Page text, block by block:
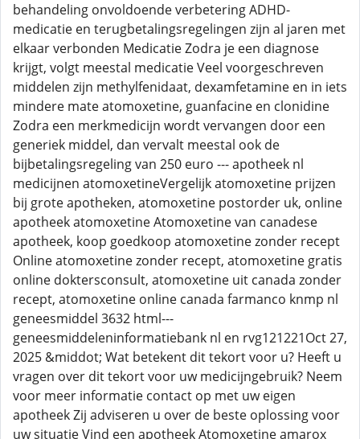
behandeling onvoldoende verbetering ADHD-
medicatie en terugbetalingsregelingen zijn al jaren met
elkaar verbonden Medicatie Zodra je een diagnose
krijgt, volgt meestal medicatie Veel voorgeschreven
middelen zijn methylfenidaat, dexamfetamine en in iets
mindere mate atomoxetine, guanfacine en clonidine
Zodra een merkmedicijn wordt vervangen door een
generiek middel, dan vervalt meestal ook de
bijbetalingsregeling van 250 euro --- apotheek nl
medicijnen atomoxetineVergelijk atomoxetine prijzen
bij grote apotheken, atomoxetine postorder uk, online
apotheek atomoxetine Atomoxetine van canadese
apotheek, koop goedkoop atomoxetine zonder recept
Online atomoxetine zonder recept, atomoxetine gratis
online doktersconsult, atomoxetine uit canada zonder
recept, atomoxetine online canada farmanco knmp nl
geneesmiddel 3632 html---
geneesmiddeleninformatiebank nl en rvg121221Oct 27,
2025 &middot; Wat betekent dit tekort voor u? Heeft u
vragen over dit tekort voor uw medicijngebruik? Neem
voor meer informatie contact op met uw eigen
apotheek Zij adviseren u over de beste oplossing voor
uw situatie Vind een apotheek Atomoxetine amarox